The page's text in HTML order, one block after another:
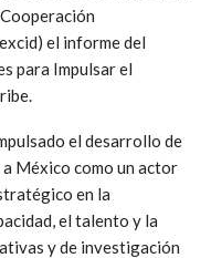
el informe del
para Impulsar el
el desarrollo de
México como un actor
en la
el talento y la
y de investigación